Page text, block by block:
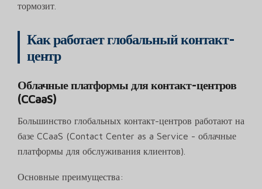
тормозит.
Как работает глобальный контакт-
центр
Облачные платформы для контакт-центров
(CCaaS)
Большинство глобальных контакт-центров работают на
базе CCaaS (Contact Center as a Service - облачные
платформы для обслуживания клиентов).
Основные преимущества: